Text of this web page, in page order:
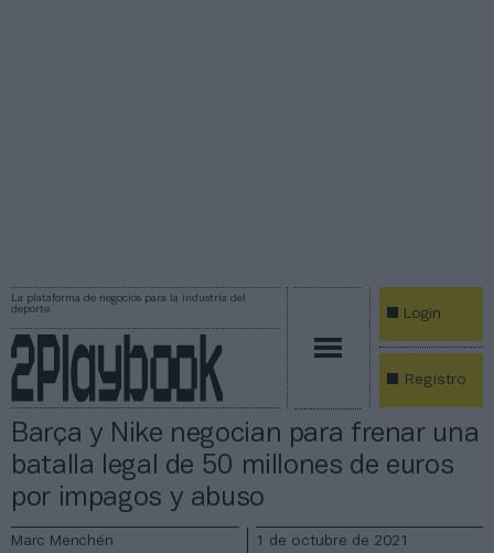
La plataforma de negocios para la industria del
deporte
Login
Registro
Barça y Nike negocian para frenar una
batalla legal de 50 millones de euros
por impagos y abuso
Marc Menchén 1 de octubre de 2021